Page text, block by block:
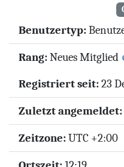
Benutzertyp:
Rang:Neues Mitglied
Registriert seit:23
Zuletzt angemeldet:
Zeitzone:UTC +2:00